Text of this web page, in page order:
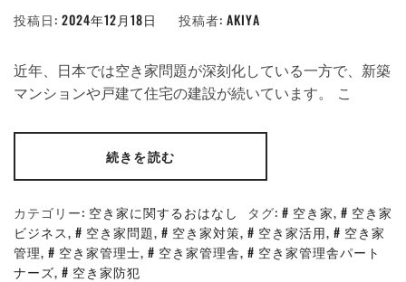
投稿日: 2024年12月18日 投稿者: AKIYA
近年、日本では空き家問題が深刻化している一方で、新築
マンションや戸建て住宅の建設が続いています。 こ
続きを読む
カテゴリー: 空き家に関するおはなし タグ: 空き家,
空き家
ビジネス, 空き家問題, 空き家対策, 空き家活用,
空き家
管理, 空き家管理士, 空き家管理舎,
空き家管理舎パート
ナーズ, 空き家防犯